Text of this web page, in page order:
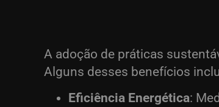
A adoção de práticas
Alguns desses benefícios
Eficiência Energética: